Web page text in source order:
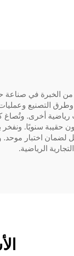
وطرق التصنيع
رياضية أخرى. وتُصاغ
من 6 مليون حقيبة
لضمان اختبار
الرياضية.